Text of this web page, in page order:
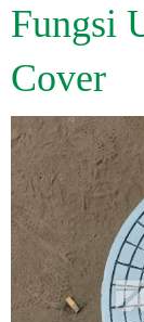
Fungsi
Cover